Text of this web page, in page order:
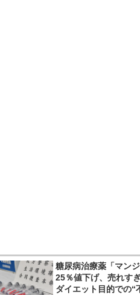
糖尿病治療薬「マン
25％値下げ、売れす
ダイエット目的での“